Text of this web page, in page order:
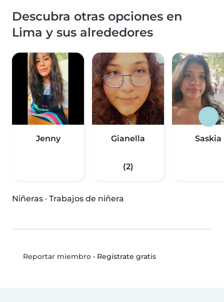
Descubra otras opciones en
Lima y sus alrededores
Jenny Gianella
(2)
Saskia
Niñeras · Trabajos de niñera
Reportar miembro• Regístrate gratis